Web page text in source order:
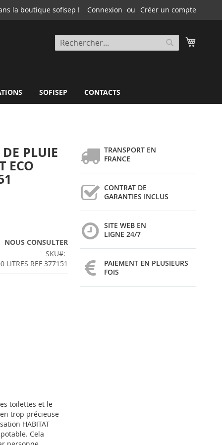
la boutique sofisep ! Connexion Créer un compte
Rechercher
SOFISEP CONTACTS
PLUIE
ECO
NOUS CONSULTER
SKU
LITRES REF 377151
toilettes et le
trop précieuse
HABITAT
Cela
TRANSPORT EN
FRANCE
CONTRAT DE
GARANTIES INCLUS
SITE WEB EN
LIGNE 24/7
PAIEMENT EN PLUSIEURS
FOIS